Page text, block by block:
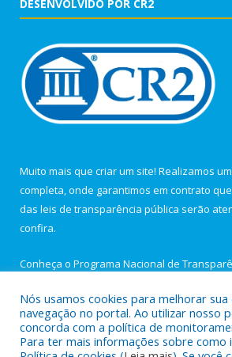
DESENVOLVIDO POR CR2
Muito mais que criar um site! Realizamos
completa, onde garantimos em contrato
das leis de transparência pública serão
confira.
Conheça o Programa Nacional de
Todos os direitos reservados a Câmara
Nós usamos cookies para melhorar sua
navegação no portal. Ao utilizar nosso
concorda com a política de
Para ter mais informações sobre como